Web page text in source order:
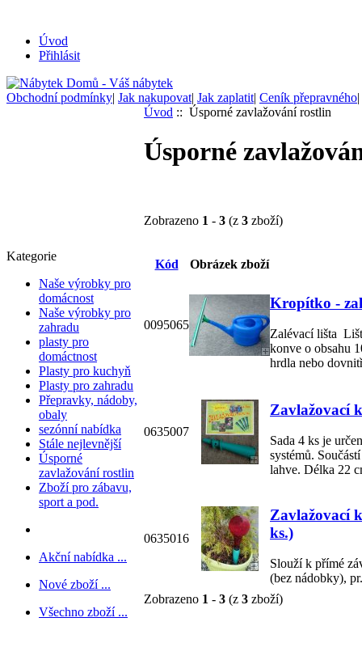
Úvod
Přihlásit
Obchodní podmínky| Jak nakupovat| Jak zaplatit| Ceník přepravného|
Kategorie
Naše výrobky pro
domácnost
Naše výrobky pro
zahradu
plasty pro
domáctnost
Plasty pro kuchyň
Plasty pro zahradu
Přepravky, nádoby,
obaly
sezónní nabídka
Stále nejlevnější
Úsporné
zavlažování rostlin
Zboží pro zábavu,
sport a pod.
Akční nabídka ...
Nové zboží ...
Všechno zboží ...
Úvod :: Úsporné zavlažování rostlin
Úsporné
Zobrazeno 1 - 3 (z 3 zboží)
Kód Obrázek zboží
0095065
Kropítko -
Zalévací lišta
konve o obsahu
hrdla nebo
0635007
Zavlažovací
Sada 4 ks je
systémů.
lahve. Délka 22
0635016
Zavlažovací
ks.)
Slouží k přímé
(bez nádobky),
Zobrazeno 1 - 3 (z 3 zboží)